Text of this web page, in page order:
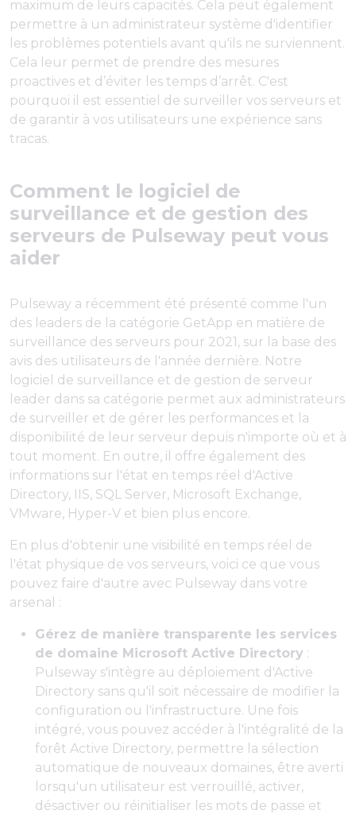
maximum de leurs capacités. Cela peut également
permettre à un administrateur système d'identifier
les problèmes potentiels avant qu'ils ne surviennent.
Cela leur permet de prendre des mesures
proactives et d’éviter les temps d’arrêt. C'est
pourquoi il est essentiel de surveiller vos serveurs et
de garantir à vos utilisateurs une expérience sans
tracas.
Comment le logiciel de
surveillance et de gestion des
serveurs de Pulseway peut vous
aider
Pulseway a récemment été présenté comme l'un
des leaders de la catégorie GetApp en matière de
surveillance des serveurs pour 2021, sur la base des
avis des utilisateurs de l'année dernière. Notre
logiciel de surveillance et de gestion de serveur
leader dans sa catégorie permet aux administrateurs
de surveiller et de gérer les performances et la
disponibilité de leur serveur depuis n'importe où et à
tout moment. En outre, il offre également des
informations sur l'état en temps réel d'Active
Directory, IIS, SQL Server, Microsoft Exchange,
VMware, Hyper-V et bien plus encore.
En plus d'obtenir une visibilité en temps réel de
l'état physique de vos serveurs, voici ce que vous
pouvez faire d'autre avec Pulseway dans votre
arsenal :
Gérez de manière transparente les services
de domaine Microsoft Active Directory :
Pulseway s'intègre au déploiement d'Active
Directory sans qu'il soit nécessaire de modifier la
configuration ou l'infrastructure. Une fois
intégré, vous pouvez accéder à l'intégralité de la
forêt Active Directory, permettre la sélection
automatique de nouveaux domaines, être averti
lorsqu'un utilisateur est verrouillé, activer,
désactiver ou réinitialiser les mots de passe et